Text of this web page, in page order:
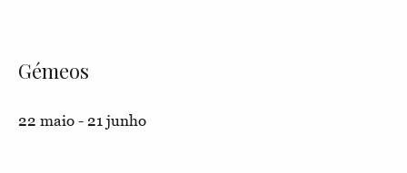
Gémeos
22 maio - 21 junho